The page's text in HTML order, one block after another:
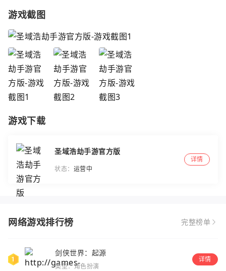
游戏截图
游戏下载
圣域浩劫手游官方版
状态： 运营中
详情
网络游戏排行榜 完整榜单
剑侠世界：起源
类型：角色扮演
详情